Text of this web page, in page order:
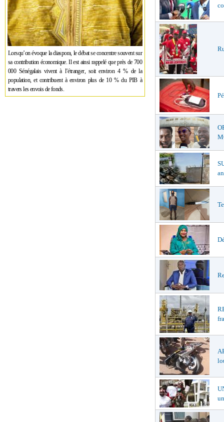
Lorsqu’on évoque la diaspora, le débat se concentre souvent sur
sa contribution économique. Il est ainsi rappelé que près de 700
000 Sénégalais vivent à l’étranger, soit environ 4 % de la
population, et contribuent à environ plus de 10 % du PIB à
travers les envois de fonds.